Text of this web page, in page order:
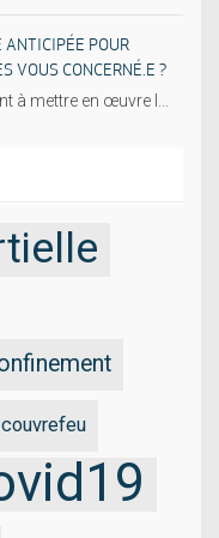
ANTICIPÉE POUR
VOUS CONCERNÉ.E ?
à mettre en œuvre l...